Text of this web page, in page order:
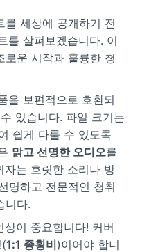
를 세상에 공개하기 전
를 살펴보겠습니다. 이
로운 시작과 훌륭한 청
을 보편적으로 호환되
있습니다. 파일 크기는
쉽게 다룰 수 있도록
맑고 선명한 오디오를
자는 흐릿한 소리나 방
명하고 전문적인 청취
니다.
상이 중요합니다! 커버
1:1 종횡비)이어야 합니